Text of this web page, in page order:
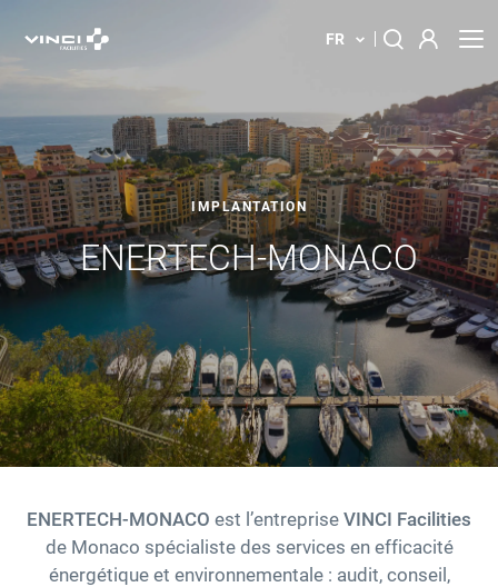
FR
Rechercher :
Nos Solutions
Votre bâtiment
Implantations
Contact
Carrières
IMPLANTATION
ENERTECH-MONACO
ENERTECH-MONACO est l’entreprise VINCI Facilities
de Monaco spécialiste des services en efficacité
énergétique et environnementale : audit, conseil,